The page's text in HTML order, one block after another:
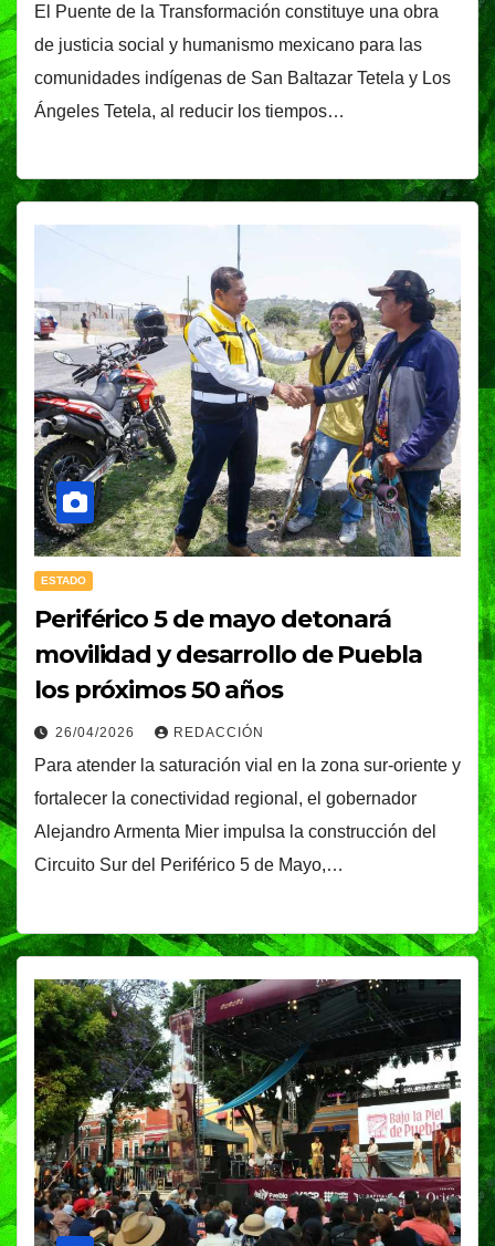
El Puente de la Transformación constituye una obra
de justicia social y humanismo mexicano para las
comunidades indígenas de San Baltazar Tetela y Los
Ángeles Tetela, al reducir los tiempos…
ESTADO
Periférico 5 de mayo detonará
movilidad y desarrollo de Puebla
los próximos 50 años
26/04/2026 REDACCIÓN
Para atender la saturación vial en la zona sur-oriente y
fortalecer la conectividad regional, el gobernador
Alejandro Armenta Mier impulsa la construcción del
Circuito Sur del Periférico 5 de Mayo,…